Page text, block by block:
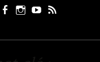
Facebook
Facebook
page
Instagram
Youtube